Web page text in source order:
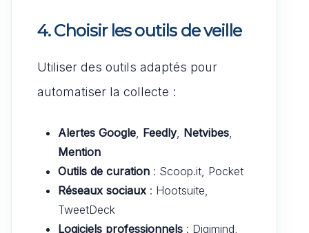
4.Choisir les outils de veille
Utiliser des outils adaptés pour
automatiser la collecte :
Alertes Google Feedly, Netvibes
Mention
Outils de curation : Scoop.it, Pocket
Réseaux sociaux : Hootsuite,
TweetDeck
Logiciels professionnels : Digimind,